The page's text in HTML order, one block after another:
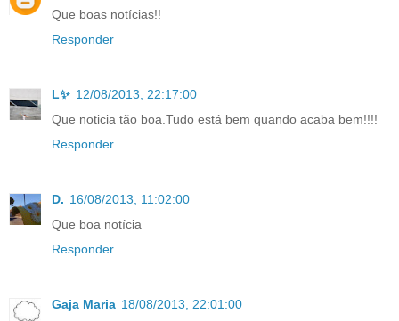
Que boas notícias!!
Responder
L✨ 12/08/2013, 22:17:00
Que noticia tão boa.Tudo está bem quando acaba bem!!!!
Responder
D. 16/08/2013, 11:02:00
Que boa notícia
Responder
Gaja Maria 18/08/2013, 22:01:00